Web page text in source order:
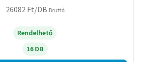
26082 Ft/DB Bruttó
Rendelhető
16 DB